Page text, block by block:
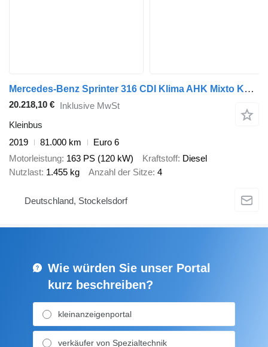
Mercedes-Benz Sprinter 316 CDI Klima AHK Mixto Kamera
20.218,10 € Inklusive MwSt
Kleinbus
2019
81.000 km
Euro 6
Motorleistung 163 PS (120 kW) Kraftstoff Diesel
Nutzlast 1.455 kg Anzahl der Sitze 4
Deutschland, Stockelsdorf
Wie würden Sie unser Portal
kurz beschreiben?
kleinanzeigenportal
verkäufer von Spezialtechnik